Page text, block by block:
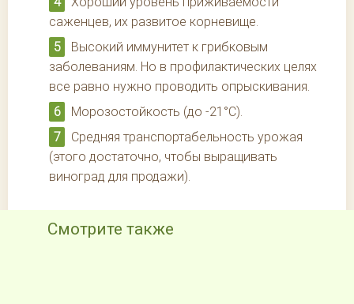
саженцев, их развитое корневище.
Высокий иммунитет к грибковым
заболеваниям. Но в профилактических целях
все равно нужно проводить опрыскивания.
Морозостойкость (до -21°С).
Средняя транспортабельность урожая
(этого достаточно, чтобы выращивать
виноград для продажи).
Смотрите также